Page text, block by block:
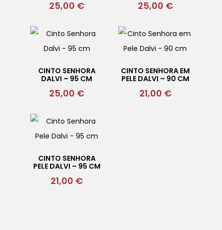
25,00 € 25,00 €
CINTO SENHORA
DALVI – 95 CM
25,00 €
CINTO SENHORA EM
PELE DALVI – 90 CM
21,00 €
CINTO SENHORA
PELE DALVI – 95 CM
21,00 €